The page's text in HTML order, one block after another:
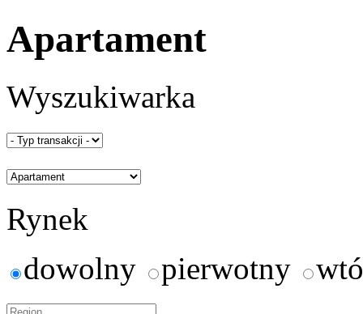
Apartament
Wyszukiwarka
Rynek
dowolny
pierwotny